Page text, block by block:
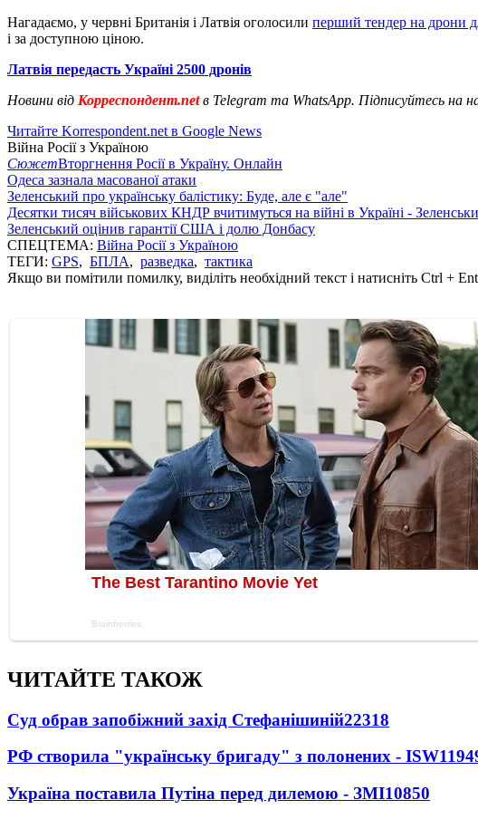
Нагадаємо, у червні Британія і Латвія оголосили перший тендер на дрони
і за доступною ціною.
Латвія передасть Україні 2500 дронів
Новини від Корреспондент.netв Telegram та WhatsApp. Підписуйтесь на
Читайте Korrespondent.net в Google News
Війна Росії з Україною
СюжетВторгнення Росії в Україну. Онлайн
Одеса зазнала масованої атаки
Зеленський про українську балістику: Буде, але є "але"
Десятки тисяч військових КНДР вчитимуться на війні в Україні -
Зеленський оцінив гарантії США і долю Донбасу
СПЕЦТЕМА: Війна Росії з Україною
ТЕГИ: GPS, БПЛА, разведка, тактика
Якщо ви помітили помилку, виділіть необхідний текст і натисніть Ctrl +
ЧИТАЙТЕ ТАКОЖ
Суд обрав запобіжний захід Стефанішиній22318
РФ створила "українську бригаду" з полонених - ISW
Україна поставила Путіна перед дилемою - ЗМІ10850